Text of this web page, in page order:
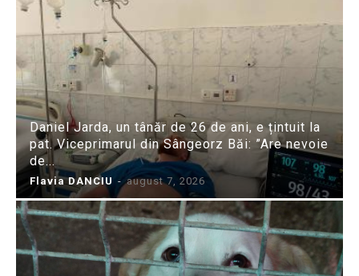
Daniel Jarda, un tânăr de 26 de ani, e țintuit la
pat. Viceprimarul din Sângeorz Băi: ”Are nevoie
de...
Flavia DANCIU - august 7, 2026